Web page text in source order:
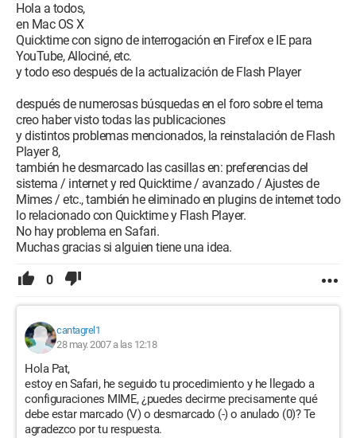
Hola a todos,
en Mac OS X
Quicktime con signo de interrogación en Firefox e IE para
YouTube, Allociné, etc.
y todo eso después de la actualización de Flash Player
después de numerosas búsquedas en el foro sobre el tema
creo haber visto todas las publicaciones
y distintos problemas mencionados, la reinstalación de Flash
Player 8,
también he desmarcado las casillas en: preferencias del
sistema / internet y red Quicktime / avanzado / Ajustes de
Mimes / etc., también he eliminado en plugins de internet todo
lo relacionado con Quicktime y Flash Player.
No hay problema en Safari.
Muchas gracias si alguien tiene una idea.
0
cantagrel1
28 may. 2007 a las 12:18
Hola Pat,
estoy en Safari, he seguido tu procedimiento y he llegado a
configuraciones MIME, ¿puedes decirme precisamente qué
debe estar marcado (V) o desmarcado (-) o anulado (0)? Te
agradezco por tu respuesta.